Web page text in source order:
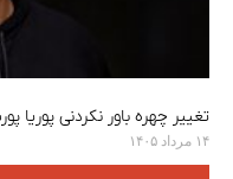
تغییر چهره باور نکردنی پوریا
۱۴ مرداد ۱۴۰۵